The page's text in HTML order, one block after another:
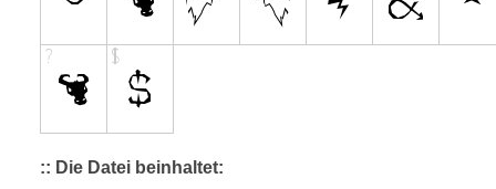
:: Die Datei beinhaltet: